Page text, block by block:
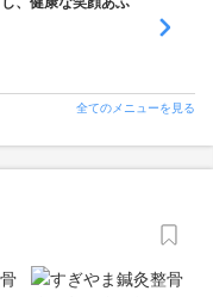
全てのメニューを見る